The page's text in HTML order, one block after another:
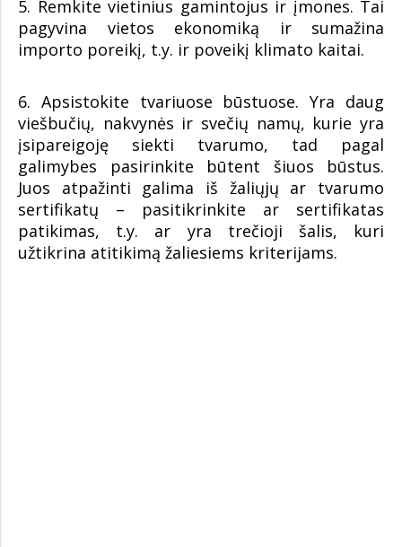
5. Remkite vietinius gamintojus ir įmones. Tai
pagyvina vietos ekonomiką ir sumažina
importo poreikį, t.y. ir poveikį klimato kaitai.
6. Apsistokite tvariuose būstuose. Yra daug
viešbučių, nakvynės ir svečių namų, kurie yra
įsipareigoję siekti tvarumo, tad pagal
galimybes pasirinkite būtent šiuos būstus.
Juos atpažinti galima iš žaliųjų ar tvarumo
sertifikatų – pasitikrinkite ar sertifikatas
patikimas, t.y. ar yra trečioji šalis, kuri
užtikrina atitikimą žaliesiems kriterijams.